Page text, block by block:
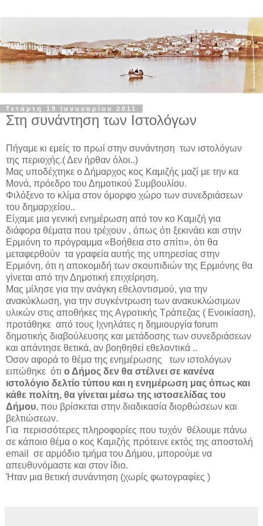
Τετάρτη 19 Ιανουαρίου 2011
Στη συνάντηση των Ιστολόγων
Πήγαμε κι εμείς το πρωί στην συνάντηση των ιστολόγων
της περιοχής.( Δεν ήρθαν όλοι..)
Μας υποδέχτηκε ο Δήμαρχος κος Καμιζής μαζί με την κα
Μονά, πρόεδρο του Δημοτικού Συμβουλίου.
Φιλόξενο το κλίμα στον όμορφο χώρο των συνεδριάσεων
του δημαρχείου..
Είχαμε μια γενική ενημέρωση από τον κο Καμιζή για
διάφορα θέματα που τρέχουν , όπως ότι ξεκινάει και στην
Ερμιόνη το πρόγραμμα «Βοήθεια στο σπίτι», ότι θα
μεταφερθούν τα γραφεία αυτής της υπηρεσίας στην
Ερμιόνη, ότι η αποκομιδή των σκουπιδιών της Ερμιόνης θα
γίνεται από την Δημοτική επιχείρηση.
Μας μίλησε για την ανάγκη εθελοντισμού, για την
ανακύκλωση, για την συγκέντρωση των ανακυκλώσιμων
υλικών στις αποθήκες της Αγροτικής Τράπεζας ( Ενοικίαση),
προτάθηκε από τους Ιχνηλάτες η δημιουργία forum
δημοτικής διαβούλευσης και μετάδοσης των συνεδριάσεων
και απάντησε θετικά, αν βοηθηθεί εθελοντικά ..
Όσον αφορά το θέμα της ενημέρωσης των ιστολόγων
ειπώθηκε ότι ο Δήμος δεν θα στέλνει σε κανένα
ιστολόγιο δελτίο τύπου και η ενημέρωση μας όπως και
κάθε πολίτη, θα γίνεται μέσω της ιστοσελίδας του
Δήμου, που βρίσκεται στην διαδικασία διορθώσεων και
βελτιώσεων.
Για περισσότερες πληροφορίες που τυχόν θέλουμε πάνω
σε κάποιο θέμα ο κος Καμιζής πρότεινε εκτός της αποστολή
email σε αρμόδιο τμήμα του Δήμου, μπορούμε να
απευθυνόμαστε και στον ίδιο.
Ήταν μια θετική συνάντηση (χωρίς φωτογραφίες )